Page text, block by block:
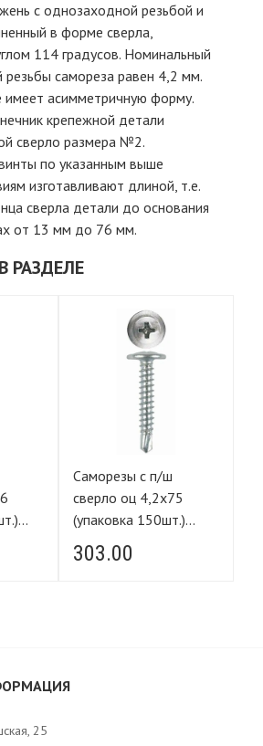
с однозаходной резьбой и
в форме сверла,
114 градусов. Номинальный
самореза равен 4,2 мм.
имеет асимметричную форму.
крепежной детали
сверло размера №2.
по указанным выше
изготавливают длиной, т.е.
сверла детали до основания
от 13 мм до 76 мм.
РАЗДЕЛЕ
Саморезы с п/ш
сверло оц 4,2х75
(упаковка 150шт.)
POWER FASTEN
303.00
25